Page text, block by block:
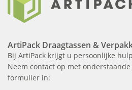
ArtiPack Draagtassen &
Bij ArtiPack krijgt u persoonlijke
Neem contact op met
formulier in: